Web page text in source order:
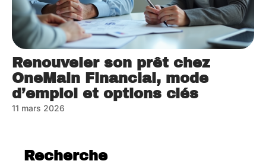
Renouveler son prêt chez
OneMain Financial, mode
d’emploi et options clés
11 mars 2026
Recherche